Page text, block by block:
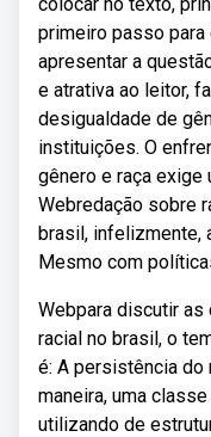
primeiro passo para
apresentar a
e atrativa ao leitor,
desigualdade de
instituições. O
gênero e raça
Webredação sobre
brasil, infelizmente,
Mesmo com
Webpara discutir
racial no brasil, o
é: A persistência do
maneira, uma
utilizando de